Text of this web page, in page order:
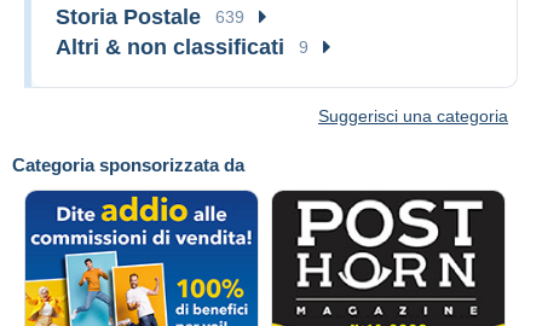
Categoria sponsorizzata da
Storia Postale 639
Altri & non classificati 9
Suggerisci una categoria